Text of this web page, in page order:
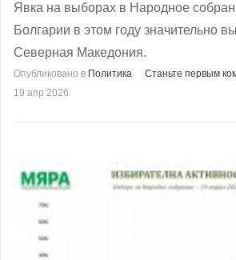
Явка на выборах в Народное
Болгарии в этом году значительно
Северная Македония.
Опубликовано в Политика
Станьте первым
19 апр 2026